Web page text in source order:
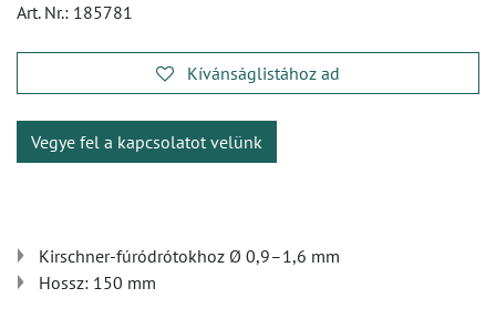
Art. Nr.: 185781
Kívánságlistához ad
Vegye fel a kapcsolatot velünk
Kirschner-fúródrótokhoz Ø 0,9–1,6 mm
Hossz: 150 mm